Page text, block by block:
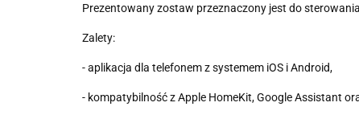
Prezentowany zostaw przeznaczony jest do
Zalety:
- aplikacja dla telefonem z systemem iOS i Android,
- kompatybilność z Apple HomeKit, Google Assistant